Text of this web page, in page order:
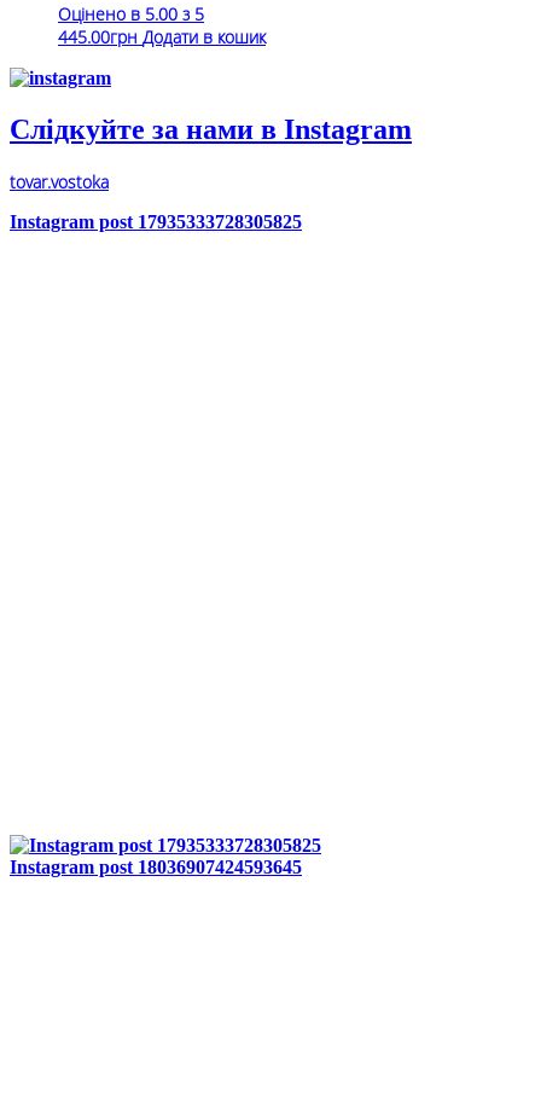
Оцінено в 5.00 з 5
445.00грн Додати в кошик
Слідкуйте за нами в Instagram
tovar.vostoka
Instagram post 17935333728305825
Instagram post 18036907424593645